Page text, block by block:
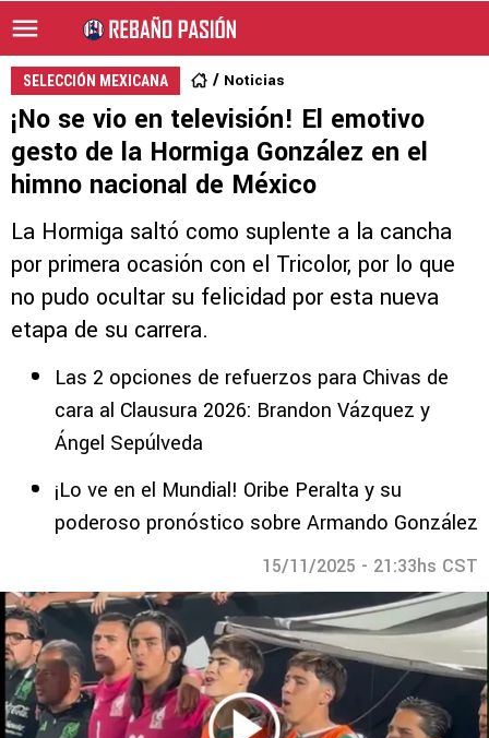
SELECCIÓN MEXICANA Noticias
¡No se vio en televisión! El emotivo
gesto de la Hormiga González en el
himno nacional de México
La Hormiga saltó como suplente a la cancha
por primera ocasión con el Tricolor, por lo que
no pudo ocultar su felicidad por esta nueva
etapa de su carrera.
Las 2 opciones de refuerzos para Chivas de
cara al Clausura 2026: Brandon Vázquez y
Ángel Sepúlveda
¡Lo ve en el Mundial! Oribe Peralta y su
poderoso pronóstico sobre Armando González
15/11/2025 - 21:33hs CST